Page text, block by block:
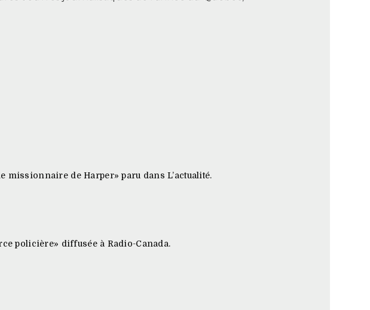
missionnaire de Harper» paru dans L’actualité.
policière» diffusée à Radio-Canada.